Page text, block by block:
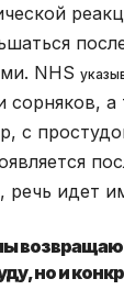
NHS
сорняков, а
с
речь идет
но и